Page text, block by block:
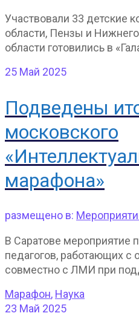
Участвовали 33 детские
области, Пензы и
области готовились в
25 Май 2025
Подведены
московского
марафона»
размещено в:
В Саратове мероприятие
педагогов, работающих
совместно с ЛМИ при
Марафон, Наука
23 Май 2025